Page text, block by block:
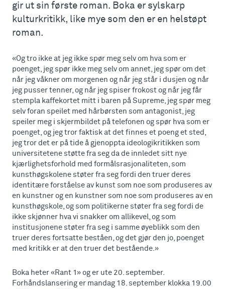
gir ut sin første roman. Boka er sylskarp
kulturkritikk, like mye som den er en helstøpt
roman.
«Og tro ikke at jeg ikke spør meg selv om hva som er
poenget, jeg spør ikke meg selv om annet, jeg spør om det
når jeg våkner om morgenen og når jeg står i dusjen og når
jeg pusser tenner, og når jeg spiser frokost og når jeg får
stempla kaffekortet mitt i baren på Supreme, jeg spør meg
selv foran speilet med hårbørsten som antagonist, jeg
speiler meg i skjermbildet på telefonen og spør hva som er
poenget, og jeg tror faktisk at det finnes et poeng et sted,
jeg tror det er på tide å gjenoppta ideologikritikken som
universitetene støtte fra seg da de innledet sitt nye
kjærlighetsforhold med formålsrasjonaliteten, som
kunsthøgskolene støter fra seg fordi den truer deres
identitære forståelse av kunst som noe som produseres av
en kunstner og en kunstner som noe som produseres av en
kunsthøgskole, og som politikerne støter fra seg fordi de
ikke skjønner hva vi snakker om allikevel, og som
institusjonene støter fra seg i samme øyeblikk som den
truer deres fortsatte beståen, og det gjør den jo, poenget
med kritikk er at den truer det bestående.»
Boka heter «Rant 1» og er ute 20. september.
Forhåndslansering er mandag 18. september klokka 19.00